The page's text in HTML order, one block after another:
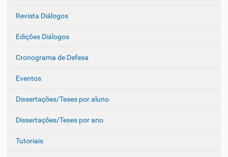
Revista Diálogos
Edições Diálogos
Cronograma de Defesa
Eventos
Dissertações/Teses por aluno
Dissertações/Teses por ano
Tutoriais